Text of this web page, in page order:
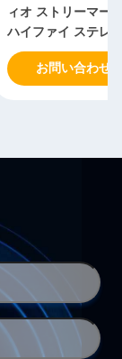
ィオ ストリーマー
ハイファイ ステレ
アンプ リシーバー
お問い合わせ